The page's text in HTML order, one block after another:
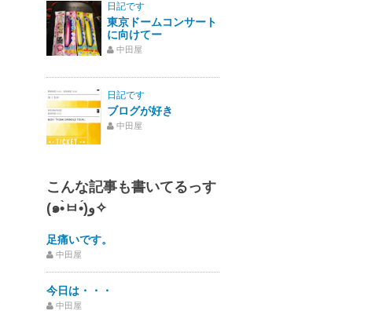
日記です
東京ドームコンサート
に向けてー
中田屋
日記です
ブログが好き
中田屋
こんな記事も書いてるっす
(๑•̀ㅂ•́)و✧
足痛いです。
中田屋
今日は・・・
中田屋